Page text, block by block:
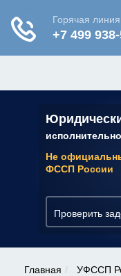
Не
ФССП России
Проверить
✆ 7 (800)
Главная
УФССП